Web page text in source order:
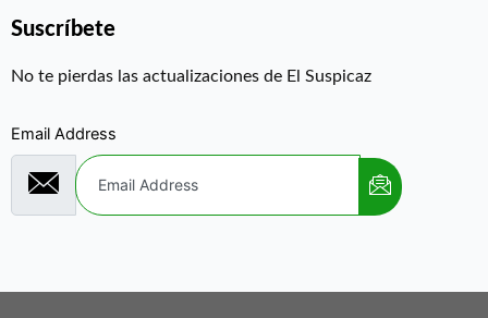
Suscríbete
No te pierdas las actualizaciones de El Suspicaz
Email Address